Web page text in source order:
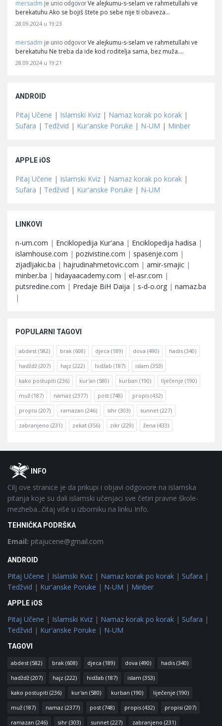
mersadm je unio odgovor Ve alejkumu-s-selam ve rahmetullahi ve
berekatuhu Ako se bojiš štete po sebe nije ti obaveza…
28.09.2024 u 19:23
mersadm je unio odgovor Ve alejkumu-s-selam ve rahmetullahi ve
berekatuhu Ne treba da ide kod roditelja sama, bez muža.…
28.09.2024 u 19:21
ANDROID
Pitaj Učene | Islamski Kviz | Namaz korak po korak |
Sufara | Tedžvid | Kur'anske Poruke | N-UM | Minber
APPLE iOS
Pitaj Učene | Islamski Kviz | Namaz korak po korak |
Sufara | Tedžvid | Kur'anske Poruke | N-UM
LINKOVI
n-um.com | Enciklopedija Kur'ana | Enciklopedija hadisa |
islamhouse.com | pozivistine.com | spasenje.com |
zijadljakic.ba | hajrudinahmetovic.com | amir-smajic |
minber.ba | hidayaacademy.com | el-asr.com |
putsredine.com | Predaje BiH Daija | s-d-o.org | namaz.ba
|
POPULARNI TAGOVI
abdest (582) brak (608) djeca (189) dova (490) hadis (340)
hadždž (207) hajz (222) hidžab (187) islam (353)
kako postupiti (236) kur'an (580) kurban (190) liječenje (190)
muž (187) namaz (2377) post (748) propis (432)
propisi (207) ramazan (246) sihr (303) sunnet (227)
zabranjeno (231) zekat (356) zikr (229) žena (433)
FooterOINFO
Cilj ove stranice je da prikupi i objavi odgovore na islamska
pitanja koje su dali islamski učenjaci sve četiri pravne škole-
mezheba...čitaj više u izborniku na linku Info.
TEHNIČKA PODRŠKA
Email: pitajucene@gmail.com
ANDROID
Pitaj Učene | Islamski Kviz | Namaz korak po korak | Sufara |
Tedžvid | Kur'anske Poruke | N-UM | Minber
APPLE iOS
Pitaj Učene | Islamski Kviz | Namaz korak po korak | Sufara |
Tedžvid | Kur'anske Poruke | N-UM
TAGOVI
abdest (582) brak (608) djeca (189) dova (490) hadis (340)
hadždž (207) hajz (222) hidžab (187) islam (353)
kako postupiti (236) kur'an (580) kurban (190) liječenje (190)
muž (187) namaz (2377) post (748) propis (432) propisi (207)
ramazan (246) sihr (303) sunnet (227) zabranjeno (231)